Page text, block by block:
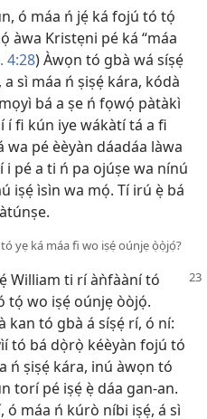
ó máa ń jẹ́ ká fojú tó tọ́
àwa Kristẹni pé ká “máa
4:28) Àwọn tó gbà wá síṣẹ́
sì máa ń ṣiṣẹ́ kára, kódà
bá a ṣe ń fọwọ́ pàtàkì
í fi kún iye wákàtí tá a fi
pé èèyàn dáadáa làwa
i pé a ti ń pa ojúṣe wa nínú
iṣẹ́ ìsìn wa mọ́. Tí irú ẹ̀ bá
yẹ ká máa fi wo iṣẹ́ oúnjẹ ọ̀ọ̀jọ́?
William ti rí àǹfààní tó
tọ́ wo iṣẹ́ oúnjẹ òòjọ́.
kan tó gbà á síṣẹ́ rí, ó ní:
tó bá dọ̀rọ̀ kéèyàn fojú tó
ń ṣiṣẹ́ kára, inú àwọn tó
torí pé iṣẹ́ ẹ̀ dáa gan-an.
ó máa ń kúrò níbi iṣẹ́, á sì